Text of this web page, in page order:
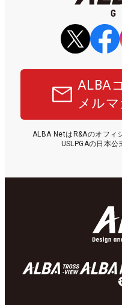
ALBA
メル
ALBA NetはR&Aのオフィ
USLPGAの日本公